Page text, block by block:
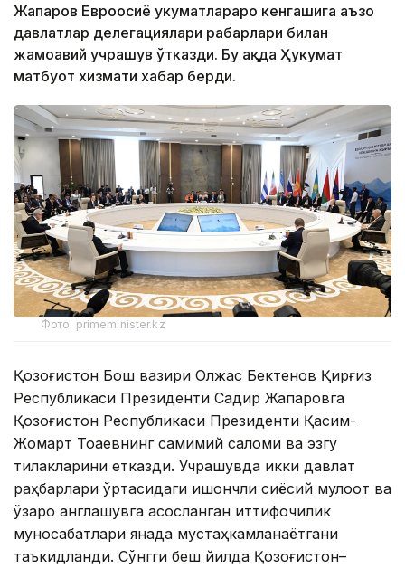
Жапаров Евроосиё ҳукуматлараро кенгашига аъзо
давлатлар делегациялари раҳбарлари билан
жамоавий учрашув ўтказди. Бу ҳақда Ҳукумат
матбуот хизмати хабар берди.
Фото: primeminister.kz
Қозоғистон Бош вазири Олжас Бектенов Қирғиз
Республикаси Президенти Садир Жапаровга
Қозоғистон Республикаси Президенти Қасим-
Жомарт Тоқаевнинг самимий саломи ва эзгу
тилакларини етказди. Учрашувда икки давлат
раҳбарлари ўртасидаги ишончли сиёсий мулоқот ва
ўзаро англашувга асосланган иттифоқчилик
муносабатлари янада мустаҳкамланаётгани
таъкидланди. Сўнгги беш йилда Қозоғистон–